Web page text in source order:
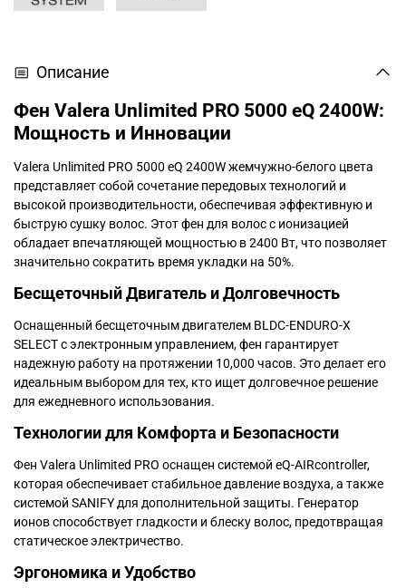
Описание
Фен Valera Unlimited PRO 5000 eQ 2400W:
Мощность и Инновации
Valera Unlimited PRO 5000 eQ 2400W жемчужно-белого цвета
представляет собой сочетание передовых технологий и
высокой производительности, обеспечивая эффективную и
быструю сушку волос. Этот фен для волос с ионизацией
обладает впечатляющей мощностью в 2400 Вт, что позволяет
значительно сократить время укладки на 50%.
Бесщеточный Двигатель и Долговечность
Оснащенный бесщеточным двигателем BLDC-ENDURO-X
SELECT с электронным управлением, фен гарантирует
надежную работу на протяжении 10,000 часов. Это делает его
идеальным выбором для тех, кто ищет долговечное решение
для ежедневного использования.
Технологии для Комфорта и Безопасности
Фен Valera Unlimited PRO оснащен системой eQ-AIRcontroller,
которая обеспечивает стабильное давление воздуха, а также
системой SANIFY для дополнительной защиты. Генератор
ионов способствует гладкости и блеску волос, предотвращая
статическое электричество.
Эргономика и Удобство